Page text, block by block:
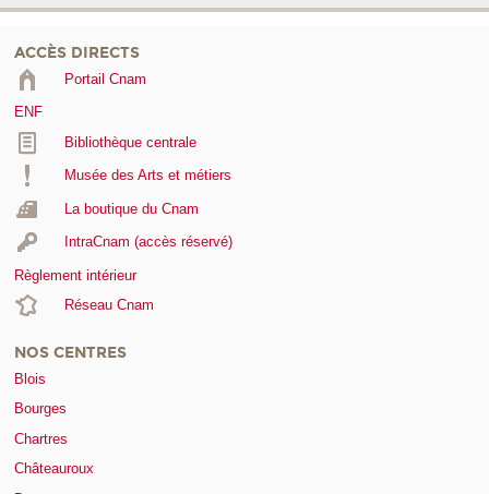
ACCÈS DIRECTS
Portail Cnam
ENF
Bibliothèque centrale
Musée des Arts et métiers
La boutique du Cnam
IntraCnam (accès réservé)
Règlement intérieur
Réseau Cnam
NOS CENTRES
Blois
Bourges
Chartres
Châteauroux